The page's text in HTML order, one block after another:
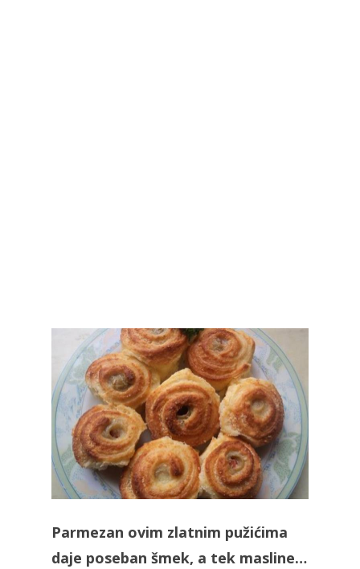
Parmezan ovim zlatnim pužićima
daje poseban šmek, a tek masline…